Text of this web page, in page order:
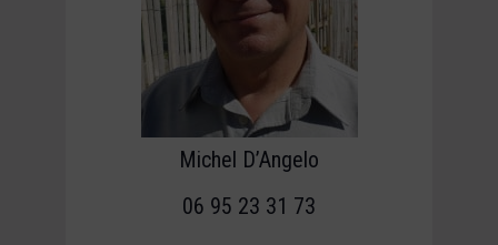
Michel D’Angelo
06 95 23 31 73